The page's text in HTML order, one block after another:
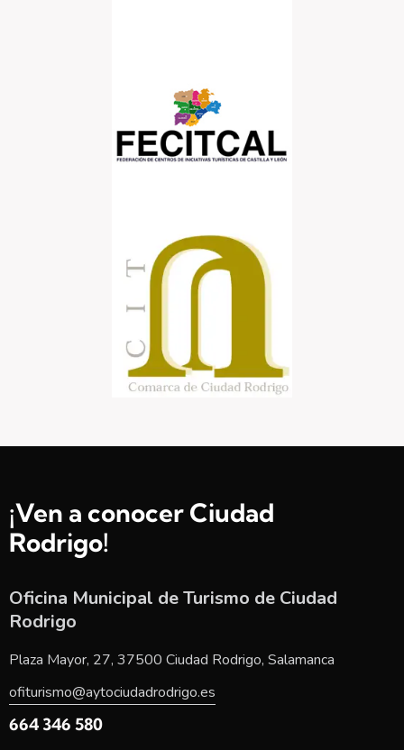
¡Ven a conocer Ciudad
Rodrigo!
Oficina Municipal de Turismo de Ciudad
Rodrigo
Plaza Mayor, 27, 37500 Ciudad Rodrigo, Salamanca
ofiturismo@aytociudadrodrigo.es
664 346 580